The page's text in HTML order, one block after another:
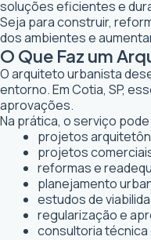
soluções eficientes e
Seja para construir,
dos ambientes e
O Que Faz um
O arquiteto urbanista
entorno. Em Cotia, SP,
aprovações.
Na prática, o serviço pode
projetos
projetos
reformas e
planejamento
estudos de
regularização e
consultoria técnica